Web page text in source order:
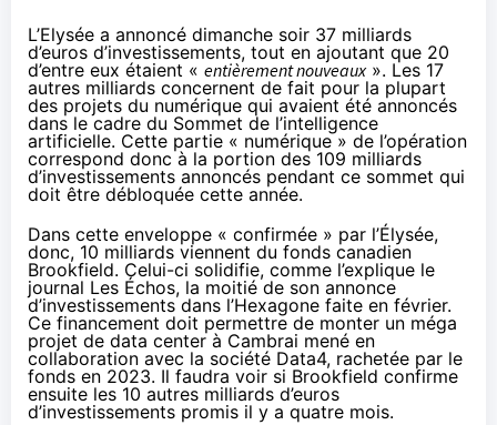
L’Elysée a annoncé dimanche soir 37 milliards
d’euros d’investissements, tout en ajoutant que 20
d’entre eux étaient « entièrement nouveaux». Les 17
autres milliards concernent de fait pour la plupart
des projets du numérique qui avaient été annoncés
dans le cadre du Sommet de l’intelligence
artificielle. Cette partie « numérique » de l’opération
correspond donc à la portion des 109 milliards
d’investissements annoncés pendant ce sommet qui
doit être débloquée cette année.
Dans cette enveloppe « confirmée » par l’Élysée,
donc, 10 milliards viennent du fonds canadien
Brookfield. Celui-ci solidifie, comme l’explique le
journal Les Échos, la moitié de son annonce
d’investissements dans l’Hexagone faite en février.
Ce financement doit permettre de monter un méga
projet de data center à Cambrai mené en
collaboration avec la société Data4, rachetée par le
fonds en 2023. Il faudra voir si Brookfield confirme
ensuite les 10 autres milliards d’euros
d’investissements promis il y a quatre mois.